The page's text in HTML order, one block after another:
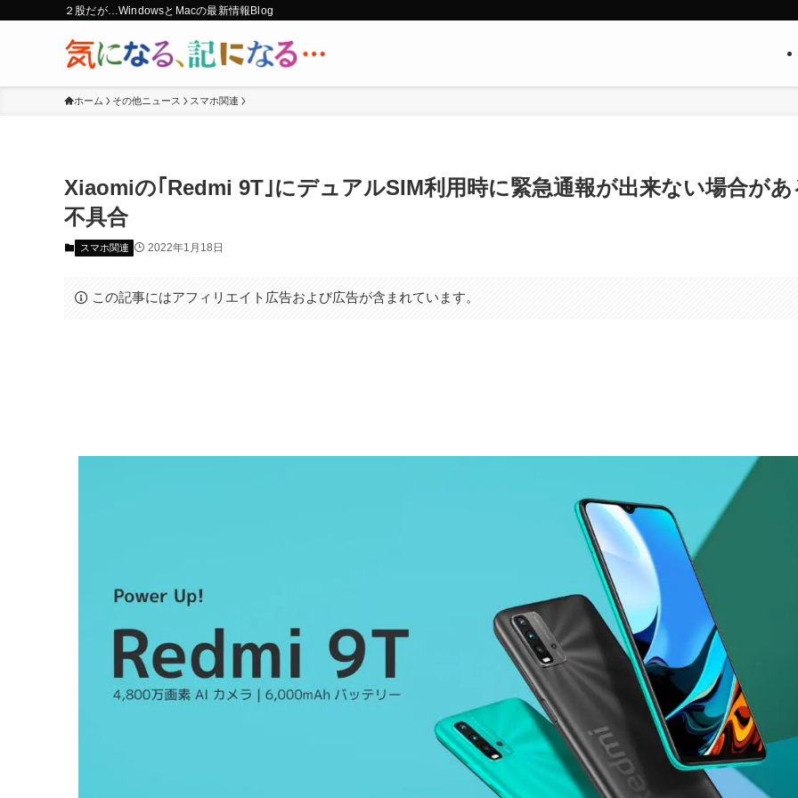
２股だが…WindowsとMacの最新情報Blog
ホーム その他ニュース スマホ関連
Xiaomiの｢Redmi 9T｣にデュアルSIM利用時に緊急通報が出来ない場合があ
不具合
スマホ関連 2022年1月18日
この記事にはアフィリエイト広告および広告が含まれています。